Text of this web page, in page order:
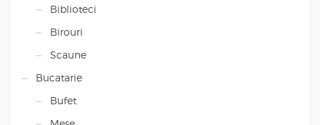
Biblioteci
Birouri
Scaune
Bucatarie
Bufet